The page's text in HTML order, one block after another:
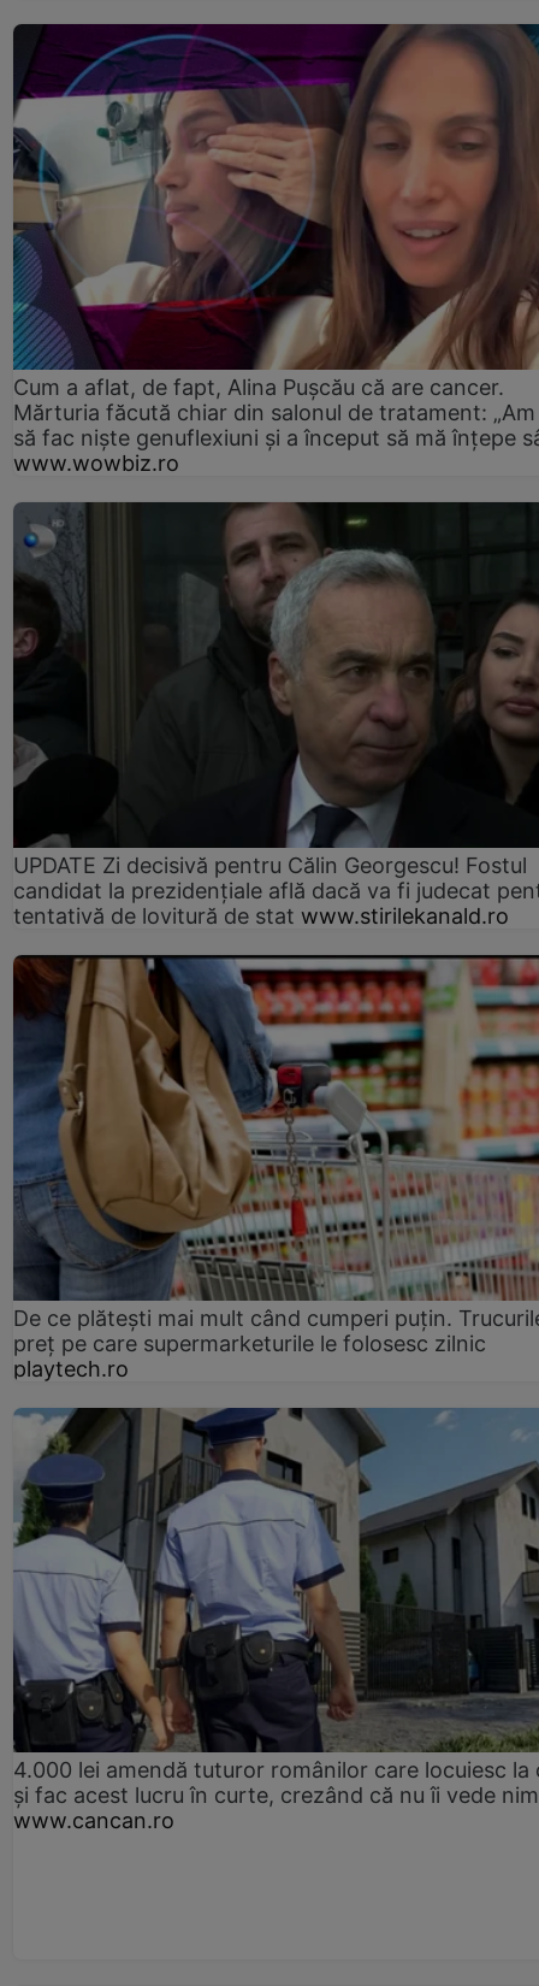
Cum a aflat, de fapt, Alina Pușcău că are cancer.
Mărturia făcută chiar din salonul de tratament:
să fac niște genuflexiuni și a început să mă înțepe
www.wowbiz.ro
UPDATE Zi decisivă pentru Călin Georgescu! Fostul
candidat la prezidențiale află dacă va fi judecat
tentativă de lovitură de stat www.stirilekanald.ro
De ce plătești mai mult când cumperi puțin.
preț pe care supermarketurile le folosesc zilnic
playtech.ro
4.000 lei amendă tuturor românilor care locuiesc la
și fac acest lucru în curte, crezând că nu îi vede
www.cancan.ro